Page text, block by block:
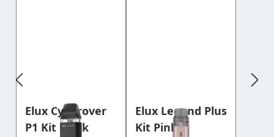
Elux Cyberover
P1 Kit Black
Elux Legend Plus
Kit Pink